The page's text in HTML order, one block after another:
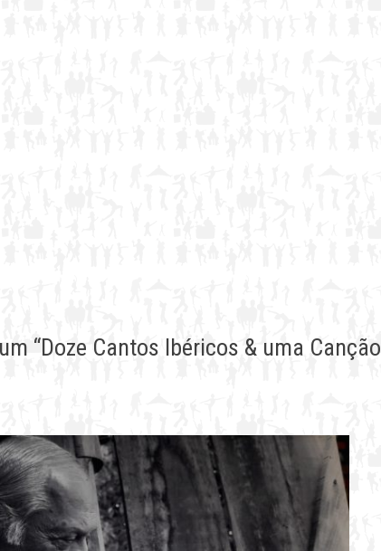
“Doze Cantos Ibéricos & uma Canção